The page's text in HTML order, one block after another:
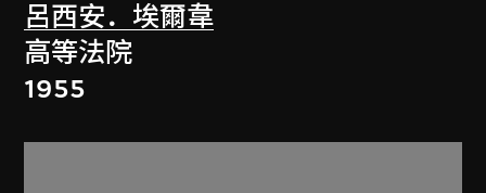
呂西安．埃爾韋
高等法院
1955